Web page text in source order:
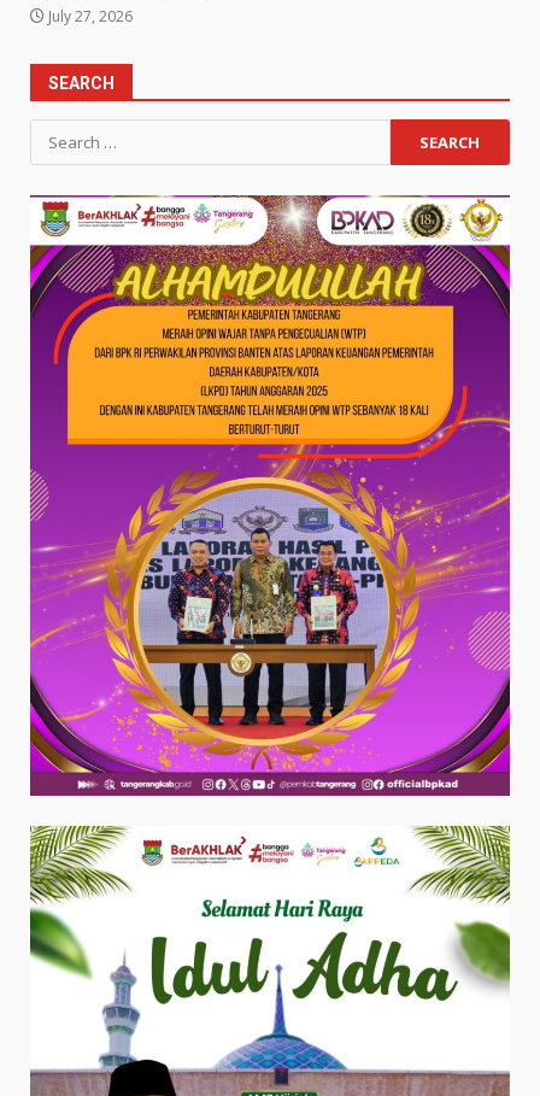
July 27, 2026
SEARCH
Search
for: